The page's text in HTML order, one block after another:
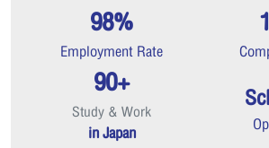
98%
Employment Rate
90+
Study & Work
in Japan